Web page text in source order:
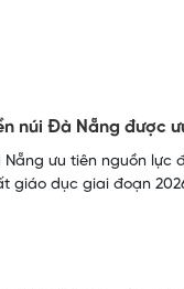
núi Đà Nẵng được
Nẵng ưu tiên nguồn
giáo dục giai đoạn